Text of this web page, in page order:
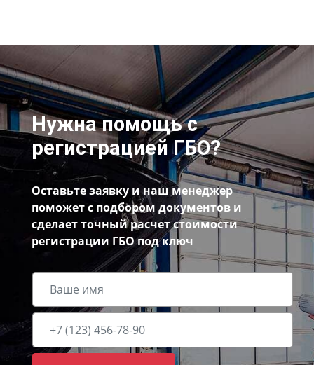
Нужна помощь с
регистрацией ГБО?
Оставьте заявку и наш менеджер
поможет с подбором документов и
сделает точный расчет стоимости
регистрации ГБО под ключ